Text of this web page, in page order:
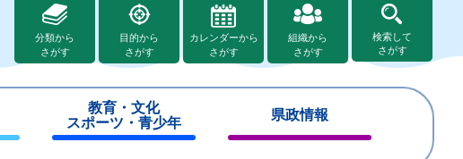
分類から
さがす
目的から
さがす
カレンダーから
さがす
組織から
さがす
検索して
さがす
教育・文化
スポーツ・青少年
県政情報